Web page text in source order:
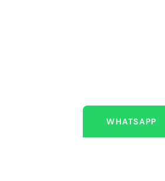
WHATSAPP